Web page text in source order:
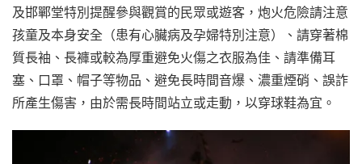
及邯鄲堂特別提醒參與觀賞的民眾或遊客，炮火危險請注意
孩童及本身安全（患有心臟病及孕婦特別注意）、請穿著棉
質長袖、長褲或較為厚重避免火傷之衣服為佳、請準備耳
塞、口罩、帽子等物品、避免長時間音爆、濃重煙硝、誤詐
所產生傷害，由於需長時間站立或走動，以穿球鞋為宜。